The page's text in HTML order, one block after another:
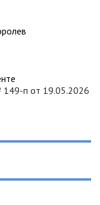
п от 19.05.2026